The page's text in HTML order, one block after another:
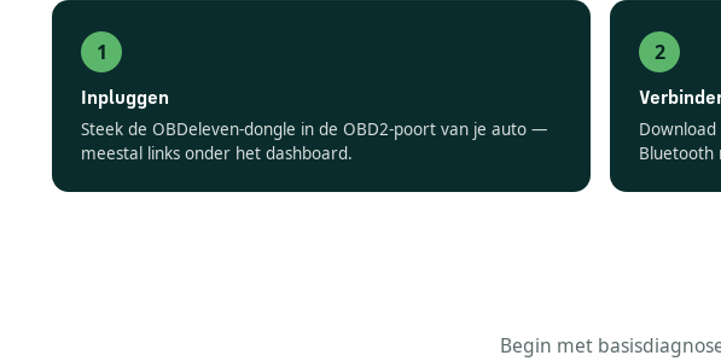
Inpluggen
Steek de OBDeleven-dongle in de OBD2-poort van je auto —
meestal links onder het dashboard.
Bluetooth
Begin met